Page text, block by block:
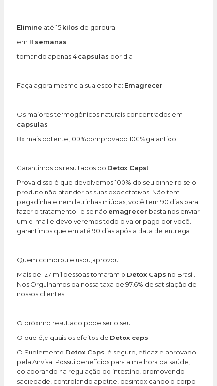
Elimine até 15 kilos de gordura
em 8 semanas
tomando apenas 4 capsulas por dia
Faça agora mesmo a sua escolha: Emagrecer
Os maiores termogênicos naturais concentrados em
capsulas
8x mais potente,100%comprovado 100%garantido
Garantimos os resultados do Detox Caps!
Prova disso é que devolvemos 100% do seu dinheiro se o
produto não atender as suas expectativas! Não tem
pegadinha e nem letrinhas miúdas, você tem 90 dias para
fazer o tratamento, e se não emagrecer basta nos enviar
um e-mail e devolveremos todo o valor pago por você.
garantimos que em até 90 dias após a data de entrega
Quem comprou e usou,aprovou
Mais de 127 mil pessoas tomaram o Detox Caps no Brasil.
Nos Orgulhamos da nossa taxa de 97,6% de satisfação de
nossos clientes.
O próximo resultado pode ser o seu
O que é,e quais os efeitos de Detox caps
O Suplemento Detox Caps é seguro, eficaz e aprovado
pela Anvisa. Possui benefícios para a melhora da saúde,
colaborando na regulação do intestino, promovendo
saciedade, controlando apetite, desintoxicando o corpo